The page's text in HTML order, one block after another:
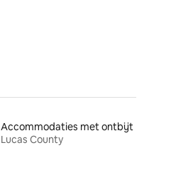
Accommodaties met ontbijt
Lucas County